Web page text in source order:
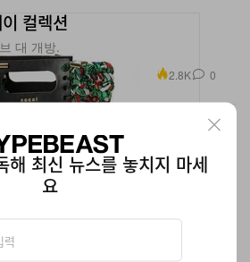
컬렉션
대 개방.
2.8K 0
해 최신 뉴스를 놓치지 마세
요